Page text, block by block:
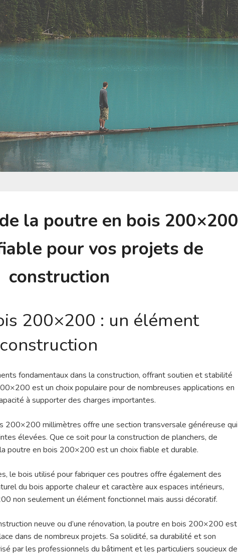
la poutre en bois 200×200
pour vos projets de
construction
200×200 : un élément
fondamentaux dans la construction, offrant soutien et stabilité
est un choix populaire pour de nombreuses applications en
à supporter des charges importantes.
200×200 millimètres offre une section transversale généreuse qui
élevées. Que ce soit pour la construction de planchers, de
poutre en bois 200×200 est un choix fiable et durable.
le bois utilisé pour fabriquer ces poutres offre également des
du bois apporte chaleur et caractère aux espaces intérieurs,
non seulement un élément fonctionnel mais aussi décoratif.
neuve ou d’une rénovation, la poutre en bois 200×200 est
dans de nombreux projets. Sa solidité, sa durabilité et son
par les professionnels du bâtiment et les particuliers soucieux de